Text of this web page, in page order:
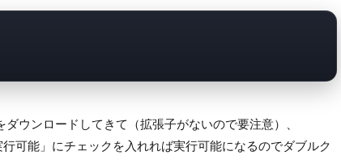
ウンロードしてきて（拡張子がないので要注意）、
可能」にチェックを入れれば実行可能になるのでダブルク